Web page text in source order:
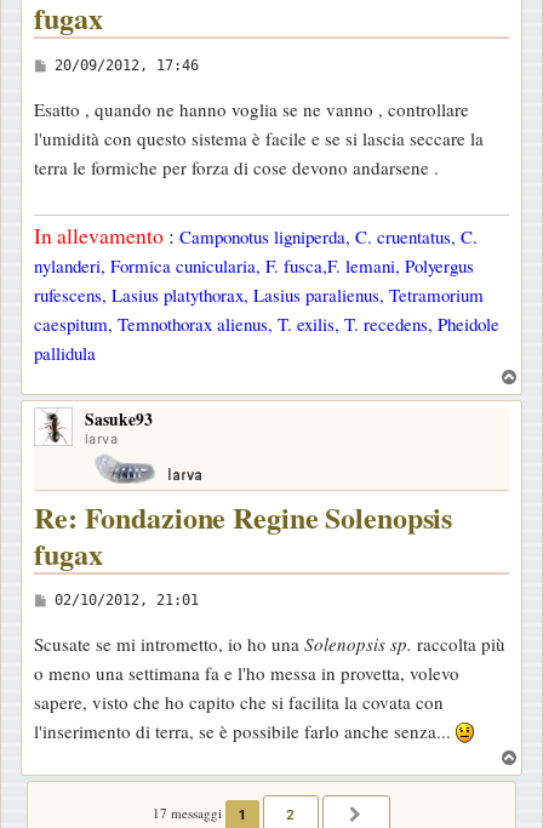
fugax
M
s
s
a
g
i
o
20/09/2012, 17:46
Esatto , quando ne hanno voglia se ne vanno , controllare
l'umidità con questo sistema è facile e se si lascia seccare la
terra le formiche per forza di cose devono andarsene .
In allevamento : Camponotus ligniperda, C. cruentatus, C.
nylanderi, Formica cunicularia, F. fusca,F. lemani, Polyergus
rufescens, Lasius platythorax, Lasius paralienus, Tetramorium
caespitum, Temnothorax alienus, T. exilis, T. recedens, Pheidole
pallidula
o
Sasuke93
larva
Re: Fondazione Regine Solenopsis
fugax
M
s
s
a
g
g
02/10/2012, 21:01
Scusate se mi intrometto, io ho una Solenopsis sp. raccolta più
o meno una settimana fa e l'ho messa in provetta, volevo
sapere, visto che ho capito che si facilita la covata con
l'inserimento di terra, se è possibile farlo anche senza...
o
17 messaggi 1 2